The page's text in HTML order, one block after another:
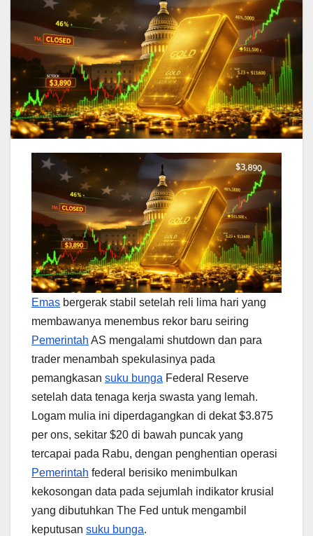
Emas bergerak stabil setelah reli lima hari yang
membawanya menembus rekor baru seiring
Pemerintah AS mengalami shutdown dan para
trader menambah spekulasinya pada
pemangkasan suku bunga Federal Reserve
setelah data tenaga kerja swasta yang lemah.
Logam mulia ini diperdagangkan di dekat $3.875
per ons, sekitar $20 di bawah puncak yang
tercapai pada Rabu, dengan penghentian operasi
Pemerintah federal berisiko menimbulkan
kekosongan data pada sejumlah indikator krusial
yang dibutuhkan The Fed untuk mengambil
keputusan suku bunga.